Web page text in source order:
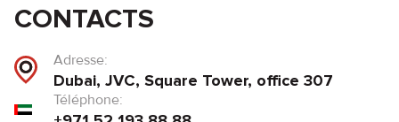
CONTACTS
Adresse:
Dubai, JVC, Square Tower, office 307
Téléphone: